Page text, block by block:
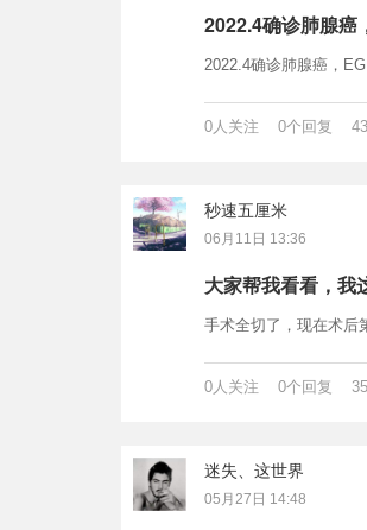
2022.4确诊肺腺癌
2022.4确诊肺腺癌，
0人关注 0个回复
秒速五厘米
06月11日 13:36
大家帮我看看，我
手术全切了，现在术后
0人关注 0个回复
迷失、这世界
05月27日 14:48